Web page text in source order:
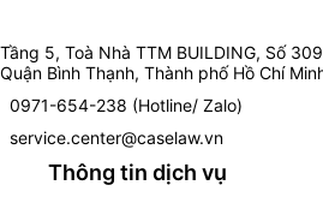
Tầng 5, Toà Nhà TTM BUILDING, Số
Quận Bình Thạnh, Thành phố Hồ Chí
0971-654-238 (Hotline/ Zalo)
service.center@caselaw.vn
Thông tin dịch vụ